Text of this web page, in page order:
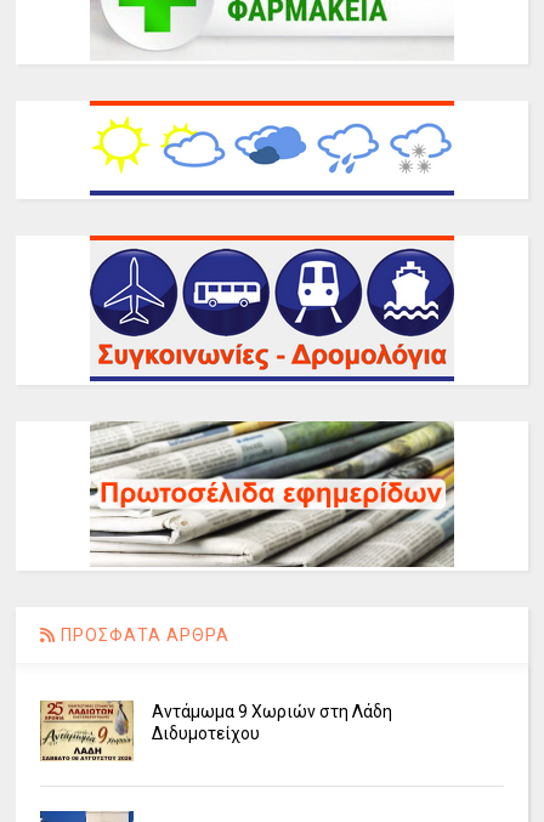
ΠΡΟΣΦΑΤΑ ΑΡΘΡΑ
Αντάμωμα 9 Χωριών στη Λάδη
Διδυμοτείχου